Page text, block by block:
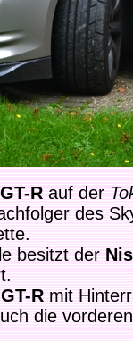
Rauf der
des
besitzt der
Rmit
die